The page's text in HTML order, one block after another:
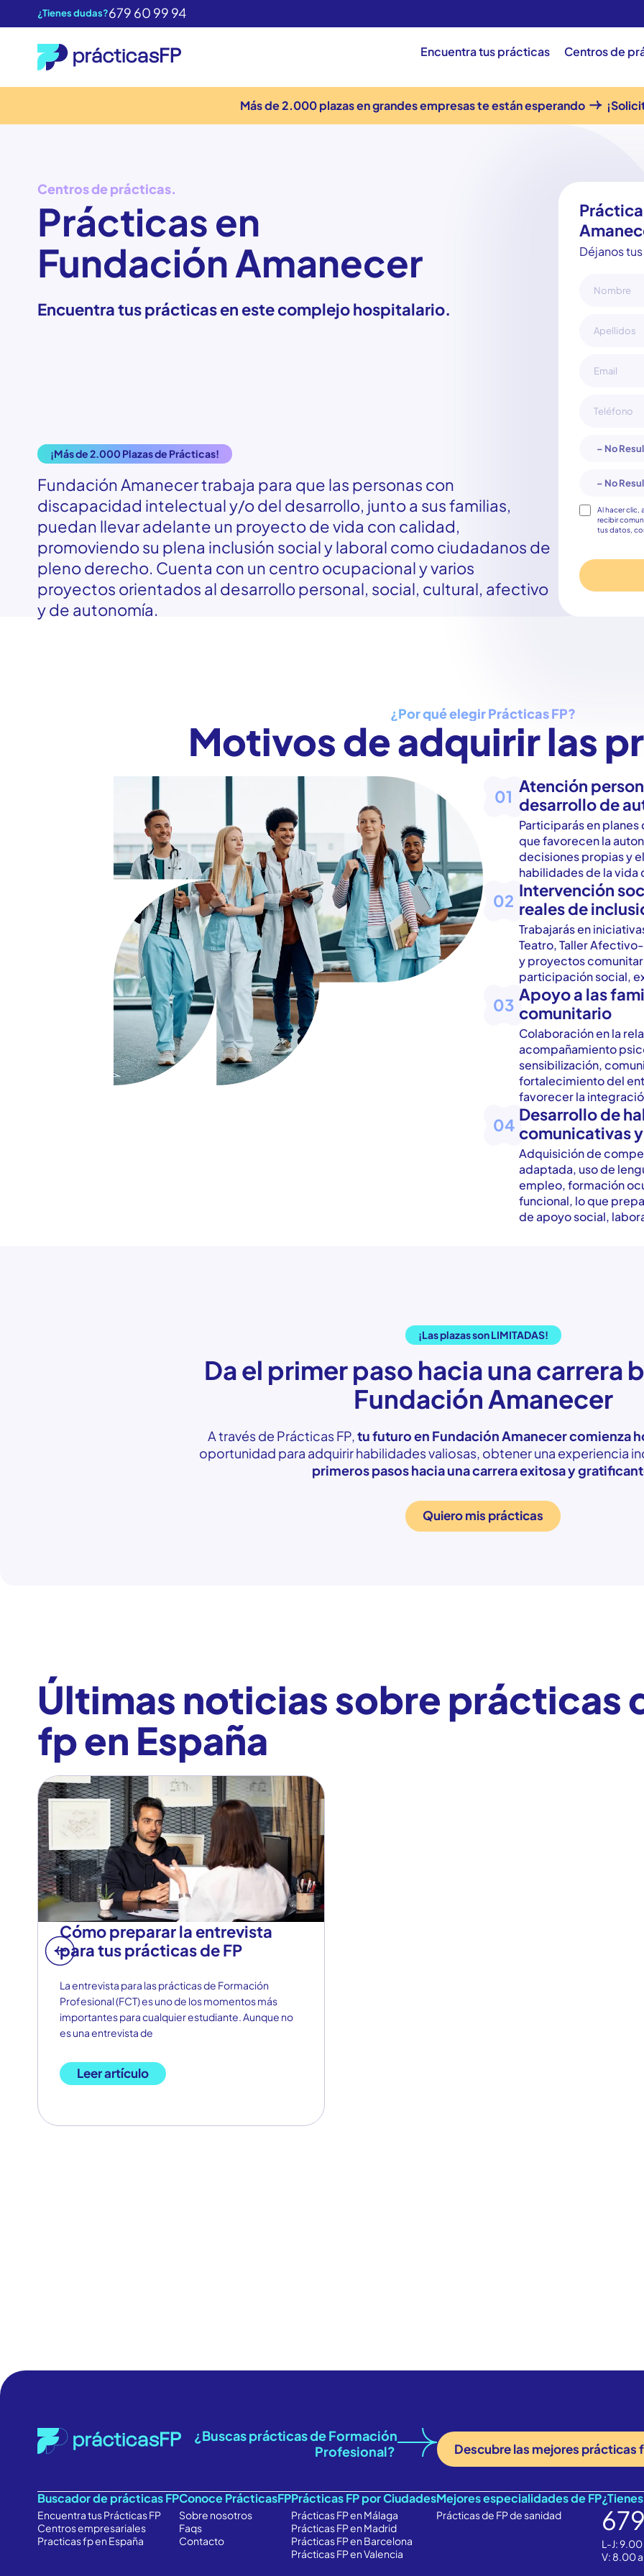
¿Tienes dudas?679 60 99 94
Encuentra tus prácticas Centros de
Más de 2.000 plazas en grandes empresas te están esperando
Centros de prácticas.
Prácticas en
Fundación Amanecer
Encuentra tus prácticas en este complejo hospitalario.
Déjanos
Al hacer clic,
recibir
tus datos,
¡Más de 2.000 Plazas de Prácticas!
Fundación Amanecer trabaja para que las personas con
discapacidad intelectual y/o del desarrollo, junto a sus familias,
puedan llevar adelante un proyecto de vida con calidad,
promoviendo su plena inclusión social y laboral como ciudadanos de
pleno derecho. Cuenta con un centro ocupacional y varios
proyectos orientados al desarrollo personal, social, cultural, afectivo
y de autonomía.
¿Por qué elegir Prácticas FP?
Motivos de adquirir las
01
Atención
desarrollo de
Participarás en
que favorecen la
decisiones propias y
habilidades de la vida
02
Intervención
reales de
Trabajarás en
Teatro, Taller
y proyectos
participación social,
03
Apoyo a las
comunitario
Colaboración en la
acompañamiento
sensibilización,
fortalecimiento del
favorecer la
04
Desarrollo de
comunicativas
Adquisición de
adaptada, uso de
empleo, formación
funcional, lo que
de apoyo social,
¡Las plazas son LIMITADAS!
Da el primer paso hacia una carrera
Fundación Amanecer
A través de Prácticas FP,tu futuro en Fundación Amanecer comienza
oportunidad para adquirir habilidades valiosas, obtener una experiencia
primeros pasos hacia una carrera exitosa y
Quiero mis prácticas
Últimas noticias sobre prácticas
fp en España
Cómo preparar la entrevista
para tus prácticas de FP
La entrevista para las prácticas de Formación
Profesional (FCT) es uno de los momentos más
importantes para cualquier estudiante. Aunque no
es una entrevista de
Leer artículo
¿Buscas prácticas de Formación
Profesional?
Descubre las mejores prácticas
Buscador de prácticas FP
Encuentratus Prácticas FP
Centros empresariales
Practicas fp en España
Conoce PrácticasFP
Sobre nosotros
Faqs
Contacto
Prácticas FP por Ciudades
Prácticas FP en Málaga
Prácticas FP en Madrid
Prácticas FP en Barcelona
Prácticas FP en Valencia
Mejores especialidades de FP
Prácticas de FP de sanidad
L-J:
V: 8.00